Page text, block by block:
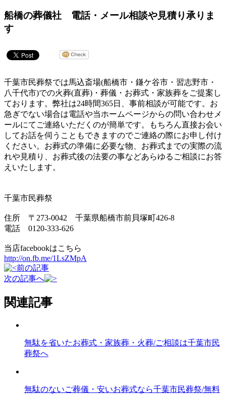
船橋の葬儀社 電話・メール相談や見積り承りま
す
千葉市民葬祭では馬込斎場(船橋市・鎌ケ谷市・習志野市・
八千代市)での火葬(直葬)・葬儀・お葬式・家族葬をご提案し
ております。弊社は24時間365日、事前相談が可能です。お
急ぎでない場合は電話や当ホームページからの問い合わせメ
ールにてご連絡いただくのが簡単です。もちろん直接お会い
してお話を伺うこともできますのでご連絡の際にお申し付け
ください。お葬式の準備に必要な物、お葬式までの実際の流
れや見積り、お葬式後の法要の事などあらゆるご相談にお答
えいたします。
千葉市民葬祭
住所 〒273-0042 千葉県船橋市前貝塚町426-8
電話 0120-333-626
当店facebookはこちら
http://on.fb.me/1LsZMpA
前の記事
次の記事へ
関連記事
無駄を省いたお葬式・家族葬・火葬/ご相談は千葉市民
葬祭へ
無駄のないご葬儀・安いお葬式なら千葉市民葬祭/無料